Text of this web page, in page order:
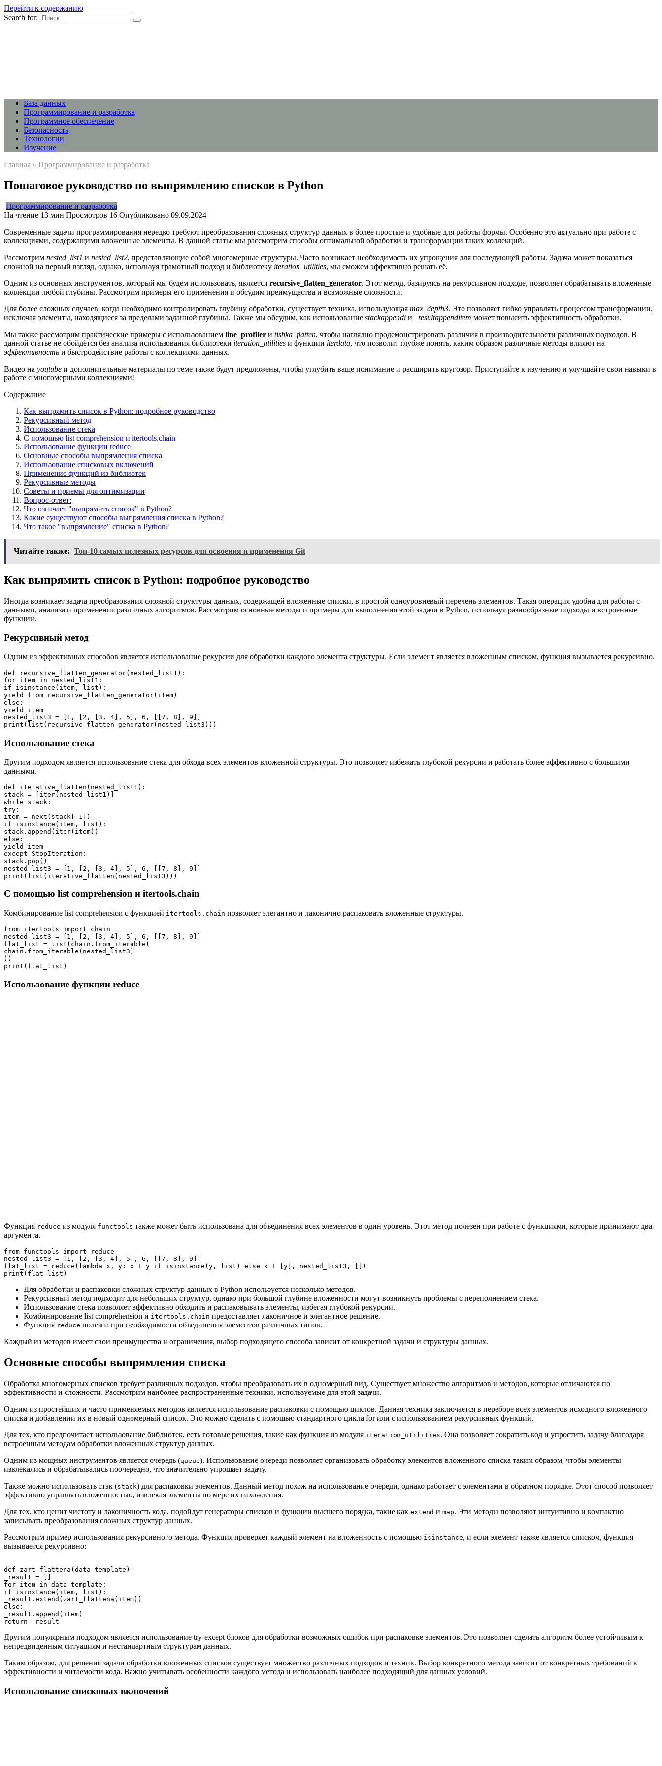
Перейти к содержанию
Search for:
База данных
Программирование и разработка
Программное обеспечение
Безопасность
Технологии
Изучение
Главная » Программирование и разработка
Пошаговое руководство по выпрямлению списков в Python
Программирование и разработка
На чтение 13 мин Просмотров 16 Опубликовано 09.09.2024
Современные задачи программирования нередко требуют преобразования сложных структур данных в более простые и удобные для работы формы. Особенно это актуально при работе с
коллекциями, содержащими вложенные элементы. В данной статье мы рассмотрим способы оптимальной обработки и трансформации таких коллекций.
Рассмотрим nested_list1 и nested_list2, представляющие собой многомерные структуры. Часто возникает необходимость их упрощения для последующей работы. Задача может показаться
сложной на первый взгляд, однако, используя грамотный подход и библиотеку iteration_utilities, мы сможем эффективно решать её.
Одним из основных инструментов, который мы будем использовать, является recursive_flatten_generator. Этот метод, базируясь на рекурсивном подходе, позволяет обрабатывать вложенные
коллекции любой глубины. Рассмотрим примеры его применения и обсудим преимущества и возможные сложности.
Для более сложных случаев, когда необходимо контролировать глубину обработки, существует техника, использующая max_depth3. Это позволяет гибко управлять процессом трансформации,
исключая элементы, находящиеся за пределами заданной глубины. Также мы обсудим, как использование stackappendi и _resultappenditem может повысить эффективность обработки.
Мы также рассмотрим практические примеры с использованием line_profiler и tishka_flatten, чтобы наглядно продемонстрировать различия в производительности различных подходов. В
данной статье не обойдётся без анализа использования библиотеки iteration_utilities и функции iterdata, что позволит глубже понять, каким образом различные методы влияют на
эффективность и быстродействие работы с коллекциями данных.
Видео на youtube и дополнительные материалы по теме также будут предложены, чтобы углубить ваше понимание и расширить кругозор. Приступайте к изучению и улучшайте свои навыки в
работе с многомерными коллекциями!
Содержание
Как выпрямить список в Python: подробное руководство
Рекурсивный метод
Использование стека
С помощью list comprehension и itertools.chain
Использование функции reduce
Основные способы выпрямления списка
Использование списковых включений
Применение функций из библиотек
Рекурсивные методы
Советы и приемы для оптимизации
Вопрос-ответ:
Что означает "выпрямить список" в Python?
Какие существуют способы выпрямления списка в Python?
Что такое "выпрямление" списка в Python?
Читайте также: Топ-10 самых полезных ресурсов для освоения и применения Git
Как выпрямить список в Python: подробное руководство
Иногда возникает задача преобразования сложной структуры данных, содержащей вложенные списки, в простой одноуровневый перечень элементов. Такая операция удобна для работы с
данными, анализа и применения различных алгоритмов. Рассмотрим основные методы и примеры для выполнения этой задачи в Python, используя разнообразные подходы и встроенные
функции.
Рекурсивный метод
Одним из эффективных способов является использование рекурсии для обработки каждого элемента структуры. Если элемент является вложенным списком, функция вызывается рекурсивно.
def recursive_flatten_generator(nested_list1):
for item in nested_list1:
if isinstance(item, list):
yield from recursive_flatten_generator(item)
else:
yield item
nested_list3 = [1, [2, [3, 4], 5], 6, [[7, 8], 9]]
Использование стека
Другим подходом является использование стека для обхода всех элементов вложенной структуры. Это позволяет избежать глубокой рекурсии и работать более эффективно с большими
данными.
def iterative_flatten(nested_list1):
stack = [iter(nested_list1)]
while stack:
try:
item = next(stack[-1])
if isinstance(item, list):
stack.append(iter(item))
else:
yield item
except StopIteration:
stack.pop()
nested_list3 = [1, [2, [3, 4], 5], 6, [[7, 8], 9]]
С помощью list comprehension и itertools.chain
Комбинирование list comprehension с функцией itertools.chain позволяет элегантно и лаконично распаковать вложенные структуры.
from itertools import chain
nested_list3 = [1, [2, [3, 4], 5], 6, [[7, 8], 9]]
flat_list = list(chain.from_iterable(
chain.from_iterable(nested_list3)
))
Использование функции reduce
Функция reduce из модуля functools также может быть использована для объединения всех элементов в один уровень. Этот метод полезен при работе с функциями, которые принимают два
аргумента.
from functools import reduce
nested_list3 = [1, [2, [3, 4], 5], 6, [[7, 8], 9]]
flat_list = reduce(lambda x, y: x + y if isinstance(y, list) else x + [y], nested_list3, [])
Для обработки и распаковки сложных структур данных в Python используется несколько методов.
Рекурсивный метод подходит для небольших структур, однако при большой глубине вложенности могут возникнуть проблемы с переполнением стека.
Использование стека позволяет эффективно обходить и распаковывать элементы, избегая глубокой рекурсии.
Комбинирование list comprehension и itertools.chain предоставляет лаконичное и элегантное решение.
Функция reduce полезна при необходимости объединения элементов различных типов.
Каждый из методов имеет свои преимущества и ограничения, выбор подходящего способа зависит от конкретной задачи и структуры данных.
Основные способы выпрямления списка
Обработка многомерных списков требует различных подходов, чтобы преобразовать их в одномерный вид. Существует множество алгоритмов и методов, которые отличаются по
эффективности и сложности. Рассмотрим наиболее распространенные техники, используемые для этой задачи.
Одним из простейших и часто применяемых методов является использование распаковки с помощью циклов. Данная техника заключается в переборе всех элементов исходного вложенного
списка и добавлении их в новый одномерный список. Это можно сделать с помощью стандартного цикла for или с использованием рекурсивных функций.
Для тех, кто предпочитает использование библиотек, есть готовые решения, такие как функция из модуля iteration_utilities. Она позволяет сократить код и упростить задачу благодаря
встроенным методам обработки вложенных структур данных.
Одним из мощных инструментов является очередь (queue). Использование очереди позволяет организовать обработку элементов вложенного списка таким образом, чтобы элементы
извлекались и обрабатывались поочередно, что значительно упрощает задачу.
Также можно использовать стэк (stack) для распаковки элементов. Данный метод похож на использование очереди, однако работает с элементами в обратном порядке. Этот способ позволяет
эффективно управлять вложенностью, извлекая элементы по мере их нахождения.
Для тех, кто ценит чистоту и лаконичность кода, подойдут генераторы списков и функции высшего порядка, такие как extend и map. Эти методы позволяют интуитивно и компактно
записывать преобразования сложных структур данных.
Рассмотрим пример использования рекурсивного метода. Функция проверяет каждый элемент на вложенность с помощью isinstance, и если элемент также является списком, функция
вызывается рекурсивно:
def zart_flattena(data_template):
_result = []
for item in data_template:
if isinstance(item, list):
_result.extend(zart_flattena(item))
else:
_result.append(item)
Другим популярным подходом является использование try-except блоков для обработки возможных ошибок при распаковке элементов. Это позволяет сделать алгоритм более устойчивым к
непредвиденным ситуациям и нестандартным структурам данных.
Таким образом, для решения задачи обработки вложенных списков существует множество различных подходов и техник. Выбор конкретного метода зависит от конкретных требований к
эффективности и читаемости кода. Важно учитывать особенности каждого метода и использовать наиболее подходящий для данных условий.
Использование списковых включений